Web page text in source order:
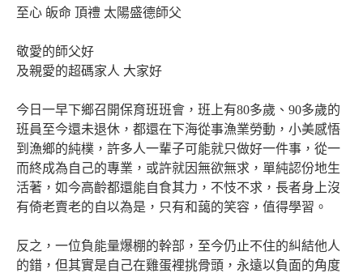
至心 皈命 頂禮 太陽盛德師父
敬愛的師父好
及親愛的超碼家人 大家好
今日一早下鄉召開保育班班會，班上有80多歲、90多歲的
班員至今還未退休，都還在下海從事漁業勞動，小美感悟
到漁鄉的純樸，許多人一輩子可能就只做好一件事，從一
而終成為自己的專業，或許就因無欲無求，單純認份地生
活著，如今高齡都還能自食其力，不忮不求，長者身上沒
有倚老賣老的自以為是，只有和藹的笑容，值得學習。
反之，一位負能量爆棚的幹部，至今仍止不住的糾結他人
的錯，但其實是自己在雞蛋裡挑骨頭，永遠以負面的角度